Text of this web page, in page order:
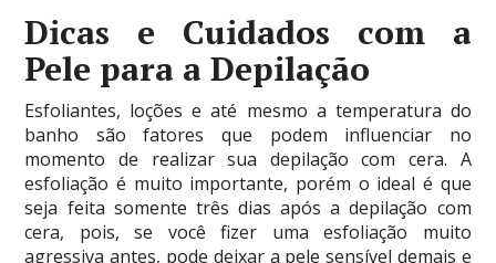
Dicas e Cuidados com a
Pele para a Depilação
Esfoliantes, loções e até mesmo a temperatura do
banho são fatores que podem influenciar no
momento de realizar sua depilação com cera. A
esfoliação é muito importante, porém o ideal é que
seja feita somente três dias após a depilação com
cera, pois, se você fizer uma esfoliação muito
agressiva antes, pode deixar a pele sensível demais e